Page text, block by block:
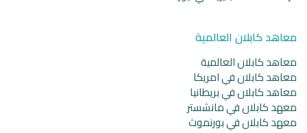
معاهد كابلان العالمية
معاهد كابلان العالمية
معاهد كابلان في امريكا
معاهد كابلان في بريطانيا
معهد كابلان في مانشستر
معهد كابلان في بورنموث